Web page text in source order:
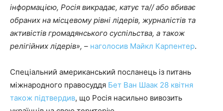
інформацією, Росія викрадає, катує та//або вбиває
обраних на місцевому рівні лідерів, журналістів та
активістів громадянського суспільства, а також
релігійних лідерів», – наголосив Майкл Карпентер.
Спеціальний американський посланець із питань
міжнародного правосуддя Бет Ван Шаак 28 квітня
також підтвердив, що Росія насильно вивозить